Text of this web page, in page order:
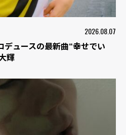
2026.08.07
ュースの最新曲“幸せでい
輝